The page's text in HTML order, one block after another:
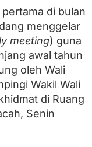
di bulan
menggelar
meeting) guna
awal tahun
oleh Wali
Wakil Wali
di Ruang
Senin